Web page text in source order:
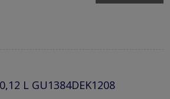
L GU1384DEK1208